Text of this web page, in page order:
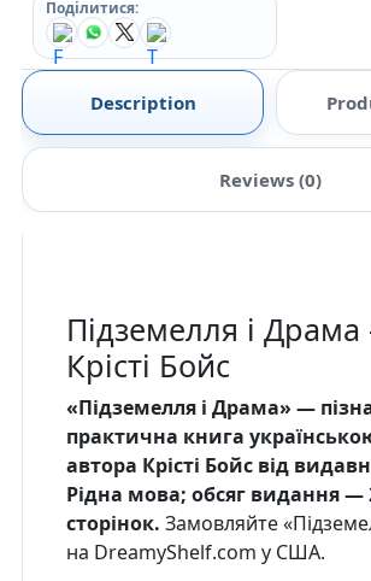
Поділитися:
Description
Reviews (0)
Підземелля і
Крісті Бойс
«Підземелля і Драма» —
практична книга
автора Крісті Бойс від
Рідна мова; обсяг видання —
сторінок. Замовляйте
на DreamyShelf.com у США.